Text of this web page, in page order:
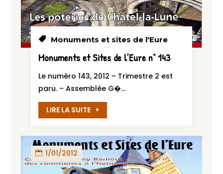
Monuments et sites de l'Eure
Monuments et Sites de l’Eure n° 143
Le numéro 143, 2012 – Trimestre 2 est
paru. – Assemblée G�...
LIRE LA SUITE
1/01/2012